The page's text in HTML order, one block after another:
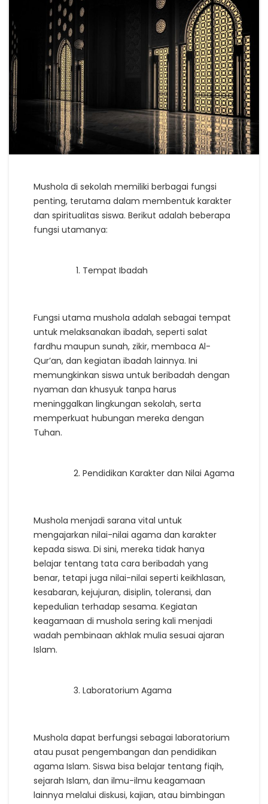
Mushola di sekolah memiliki berbagai fungsi
penting, terutama dalam membentuk karakter
dan spiritualitas siswa. Berikut adalah beberapa
fungsi utamanya:
Tempat Ibadah
Fungsi utama mushola adalah sebagai tempat
untuk melaksanakan ibadah, seperti salat
fardhu maupun sunah, zikir, membaca Al-
Qur’an, dan kegiatan ibadah lainnya. Ini
memungkinkan siswa untuk beribadah dengan
nyaman dan khusyuk tanpa harus
meninggalkan lingkungan sekolah, serta
memperkuat hubungan mereka dengan
Tuhan.
Pendidikan Karakter dan Nilai Agama
Mushola menjadi sarana vital untuk
mengajarkan nilai-nilai agama dan karakter
kepada siswa. Di sini, mereka tidak hanya
belajar tentang tata cara beribadah yang
benar, tetapi juga nilai-nilai seperti keikhlasan,
kesabaran, kejujuran, disiplin, toleransi, dan
kepedulian terhadap sesama. Kegiatan
keagamaan di mushola sering kali menjadi
wadah pembinaan akhlak mulia sesuai ajaran
Islam.
Laboratorium Agama
Mushola dapat berfungsi sebagai laboratorium
atau pusat pengembangan dan pendidikan
agama Islam. Siswa bisa belajar tentang fiqih,
sejarah Islam, dan ilmu-ilmu keagamaan
lainnya melalui diskusi, kajian, atau bimbingan